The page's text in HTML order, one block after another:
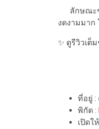
ลักษณะข
งดงามมาก
✨ ดูรีวิวเต็
ที่อยู่ :
พิกัด :
เปิดใ